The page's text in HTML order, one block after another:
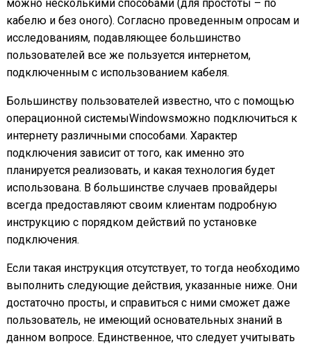
можно несколькими способами (для простоты – по
кабелю и без оного). Согласно проведенным опросам и
исследованиям, подавляющее большинство
пользователей все же пользуется интернетом,
подключенным с использованием кабеля.
Большинству пользователей известно, что с помощью
операционной системыWindowsможно подключиться к
интернету различными способами. Характер
подключения зависит от того, как именно это
планируется реализовать, и какая технология будет
использована. В большинстве случаев провайдеры
всегда предоставляют своим клиентам подробную
инструкцию с порядком действий по установке
подключения.
Если такая инструкция отсутствует, то тогда необходимо
выполнить следующие действия, указанные ниже. Они
достаточно просты, и справиться с ними сможет даже
пользователь, не имеющий основательных знаний в
данном вопросе. Единственное, что следует учитывать